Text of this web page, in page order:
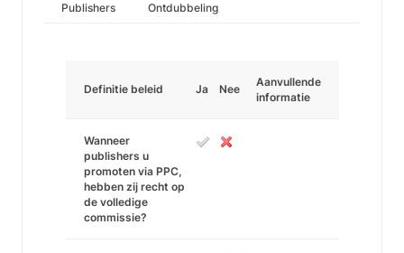
Publishers Ontdubbeling
Definitie beleid Ja Nee
Aanvullende
informatie
Wanneer
publishers u
promoten via PPC,
hebben zij recht op
de volledige
commissie?